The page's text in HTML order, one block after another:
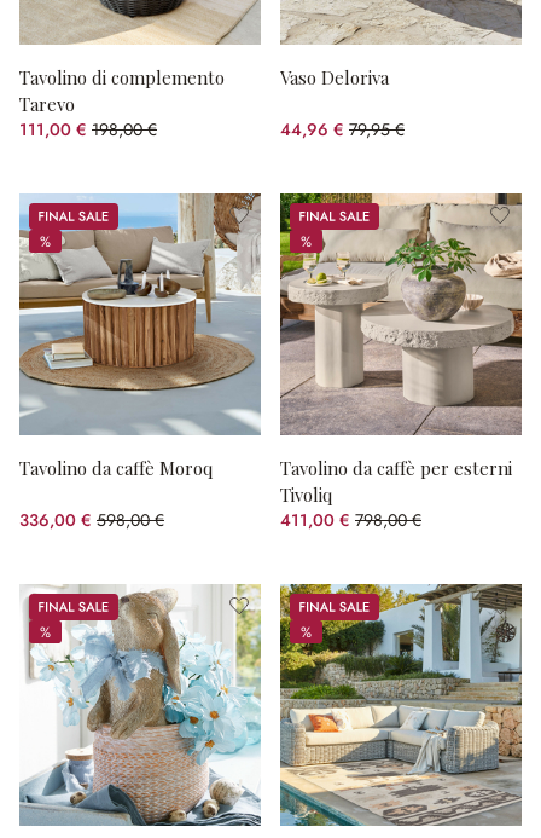
Tavolino di complemento
Tarevo
111,00 € 198,00 €
(risparmio 43.94%)
Vaso Deloriva
44,96 € 79,95 €
(risparmio 43.76%)
Sale
%
%
Tavolino da caffè Moroq
336,00 € 598,00 €
(risparmio 43.81%)
Sale
%
%
Tavolino da caffè per esterni
Tivoliq
411,00 € 798,00 €
(risparmio 48.5%)
Sale
%
%
Sale
%
%